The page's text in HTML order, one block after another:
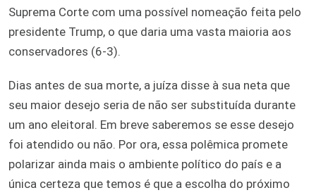
Suprema Corte com uma possível nomeação feita pelo
presidente Trump, o que daria uma vasta maioria aos
conservadores (6-3).
Dias antes de sua morte, a juíza disse à sua neta que
seu maior desejo seria de não ser substituída durante
um ano eleitoral. Em breve saberemos se esse desejo
foi atendido ou não. Por ora, essa polêmica promete
polarizar ainda mais o ambiente político do país e a
única certeza que temos é que a escolha do próximo